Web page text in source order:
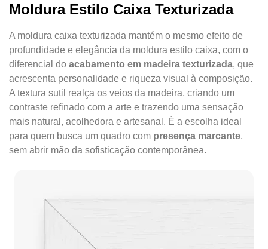
Moldura Estilo Caixa Texturizada
A moldura caixa texturizada mantém o mesmo efeito de
profundidade e elegância da moldura estilo caixa, com o
diferencial do acabamento em madeira texturizada, que
acrescenta personalidade e riqueza visual à composição.
A textura sutil realça os veios da madeira, criando um
contraste refinado com a arte e trazendo uma sensação
mais natural, acolhedora e artesanal. É a escolha ideal
para quem busca um quadro com presença marcante,
sem abrir mão da sofisticação contemporânea.